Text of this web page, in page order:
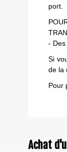
port.
- Des
Si
de la
Pour
Achat